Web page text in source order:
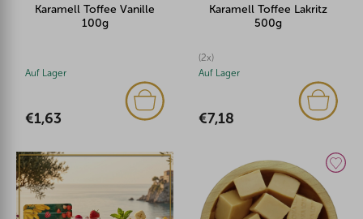
Karamell Toffee Vanille
100g
Auf Lager
€1,63
Karamell Toffee Lakritz
500g
(2x)
Auf Lager
€7,18